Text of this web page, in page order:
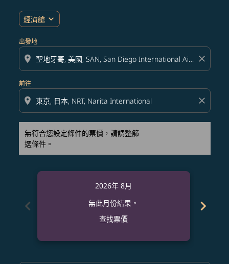
經濟艙 expand_more
出發地
location_on close
前往
location_on close
無符合您設定條件的票價，請調整篩
選條件。
chevron_left
2026年 8月
無此月份結果。
查找票價
chevron_right